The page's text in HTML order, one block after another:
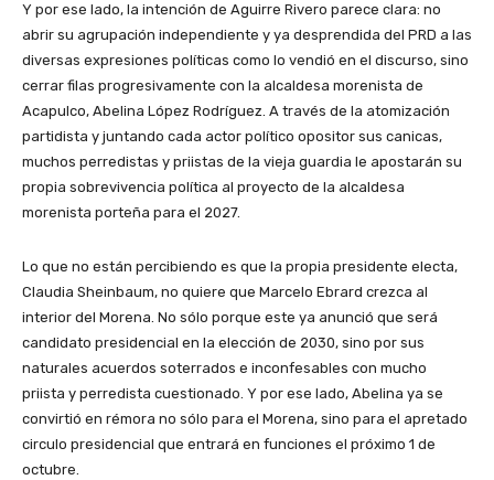
Y por ese lado, la intención de Aguirre Rivero parece clara: no
abrir su agrupación independiente y ya desprendida del PRD a las
diversas expresiones políticas como lo vendió en el discurso, sino
cerrar filas progresivamente con la alcaldesa morenista de
Acapulco, Abelina López Rodríguez. A través de la atomización
partidista y juntando cada actor político opositor sus canicas,
muchos perredistas y priistas de la vieja guardia le apostarán su
propia sobrevivencia política al proyecto de la alcaldesa
morenista porteña para el 2027.
Lo que no están percibiendo es que la propia presidente electa,
Claudia Sheinbaum, no quiere que Marcelo Ebrard crezca al
interior del Morena. No sólo porque este ya anunció que será
candidato presidencial en la elección de 2030, sino por sus
naturales acuerdos soterrados e inconfesables con mucho
priista y perredista cuestionado. Y por ese lado, Abelina ya se
convirtió en rémora no sólo para el Morena, sino para el apretado
circulo presidencial que entrará en funciones el próximo 1 de
octubre.